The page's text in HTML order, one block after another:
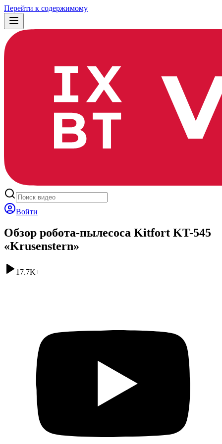
Перейти к содержимому
Войти
Обзор робота-пылесоса Kitfort KT-545
«Krusenstern»
17.7K+